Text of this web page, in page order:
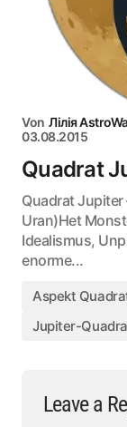
Von Лілія
03.08.2015
Quadrat
Quadrat
Uran)Het
Idealismus,
enorme...
Aspekt
Jupiter-
Leave a